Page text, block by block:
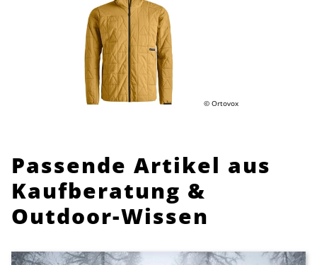
© Ortovox
Passende Artikel aus
Kaufberatung &
Outdoor-Wissen